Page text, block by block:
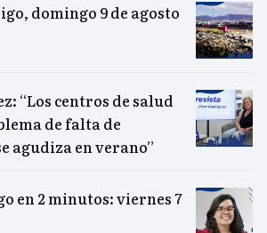
domingo 9 de agosto
“Los centros de salud
de falta de
agudiza en verano”
en 2 minutos: viernes 7